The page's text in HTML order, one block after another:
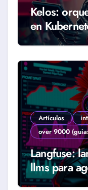
Kelos:
en
2026)
Artículos
over 9000
Langfuse:
llms para
real (Guía